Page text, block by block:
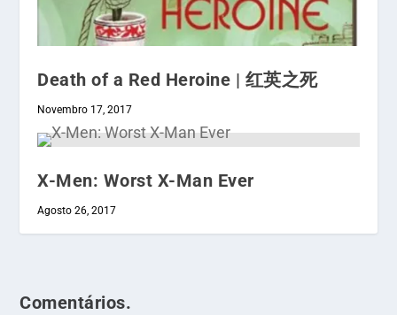
Death of a Red Heroine | 红英之死
Novembro 17, 2017
X-Men: Worst X-Man Ever
Agosto 26, 2017
Comentários.